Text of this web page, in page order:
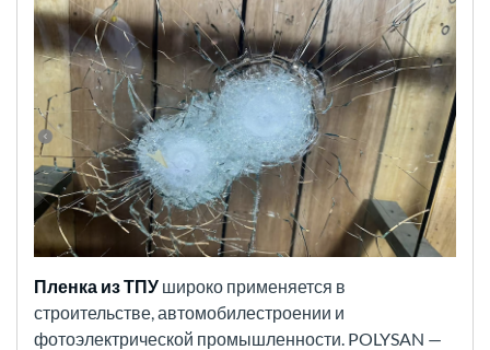
Пленка из ТПУ широко применяется в
строительстве, автомобилестроении и
фотоэлектрической промышленности. POLYSAN —